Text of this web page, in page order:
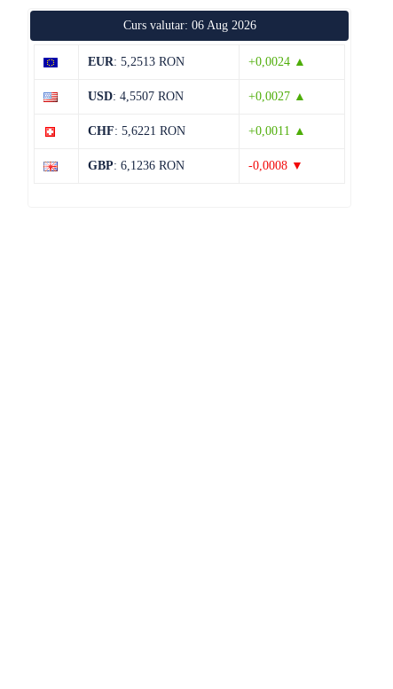
Curs valutar: 06 Aug 2026
EUR: 5,2513 RON +0,0024 ▲
USD: 4,5507 RON +0,0027 ▲
CHF: 5,6221 RON +0,0011 ▲
GBP: 6,1236 RON -0,0008 ▼